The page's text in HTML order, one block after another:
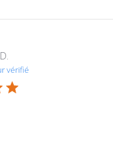
vérifié